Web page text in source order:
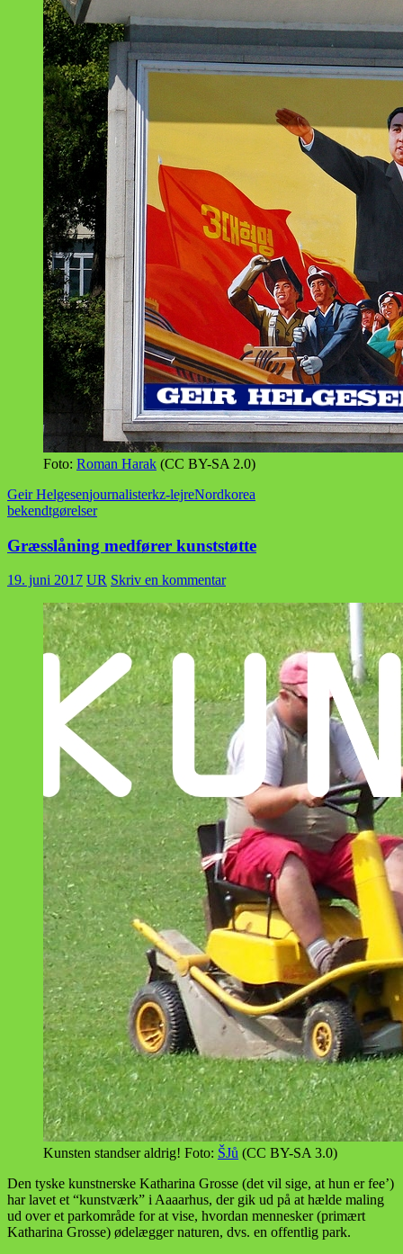
Foto: Roman Harak (CC BY-SA 2.0)
Geir Helgesenjournalisterkz-lejreNordkorea
bekendtgørelser
Græsslåning medfører kunststøtte
19. juni 2017 UR Skriv en kommentar
Kunsten standser aldrig! Foto: ŠJů (CC BY-SA 3.0)
Den tyske kunstnerske Katharina Grosse (det vil sige, at hun er fee’)
har lavet et “kunstværk” i Aaaarhus, der gik ud på at hælde maling
ud over et parkområde for at vise, hvordan mennesker (primært
Katharina Grosse) ødelægger naturen, dvs. en offentlig park.